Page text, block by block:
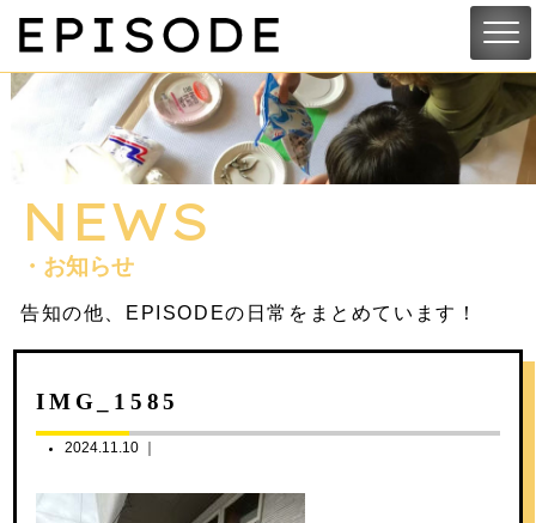
NEWS
・お知らせ
告知の他、EPISODEの日常をまとめています！
IMG_1585
2024.11.10 ｜